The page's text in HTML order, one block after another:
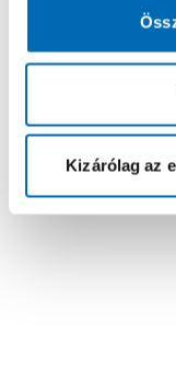
Kizárólag az